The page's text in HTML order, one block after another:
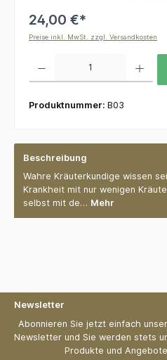
24,00 €*
Preise inkl. MwSt. zzgl. Versandkosten
Produktnummer: B03
Beschreibung
Wahre Kräuterkundige wissen
Krankheit mit nur wenigen
selbst mit de… Mehr
Newsletter
Abonnieren Sie jetzt einfach
Newsletter und Sie werden stets
Produkte und